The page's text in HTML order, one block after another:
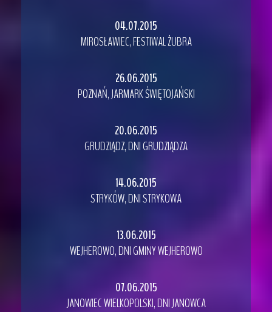
04.07.2015
MIROSŁAWIEC, FESTIWAL ŻUBRA
26.06.2015
POZNAŃ, JARMARK ŚWIĘTOJAŃSKI
20.06.2015
GRUDZIĄDZ, DNI GRUDZIĄDZA
14.06.2015
STRYKÓW, DNI STRYKOWA
13.06.2015
WEJHEROWO, DNI GMINY WEJHEROWO
07.06.2015
JANOWIEC WIELKOPOLSKI, DNI JANOWCA